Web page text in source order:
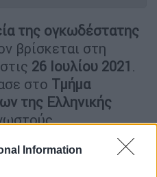
Information
της ογκωδέστατης
βρίσκεται στη
26 Ιουλίου 2021 .
στο Τμήμα
της Ελληνικής
εμπιστευτικό
γραμμένη από